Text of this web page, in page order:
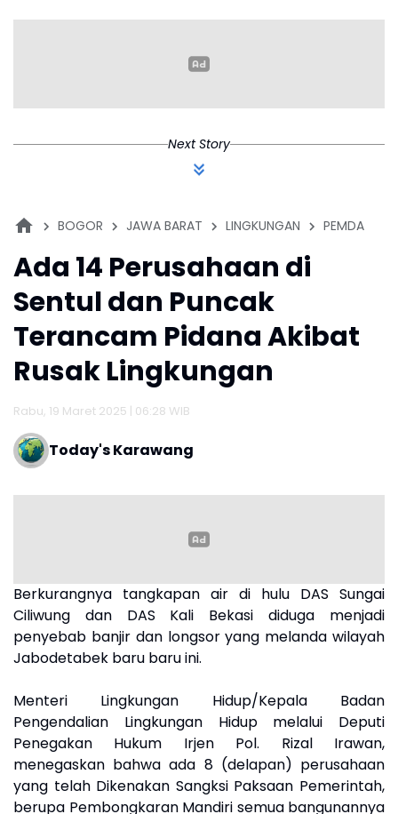
Next Story
BOGOR JAWA BARAT LINGKUNGAN PEMDA
Ada 14 Perusahaan di
Sentul dan Puncak
Terancam Pidana Akibat
Rusak Lingkungan
Rabu, 19 Maret 2025 | 06:28 WIB
Today's Karawang
Berkurangnya tangkapan air di hulu DAS Sungai
Ciliwung dan DAS Kali Bekasi diduga menjadi
penyebab banjir dan longsor yang melanda wilayah
Jabodetabek baru baru ini.
Menteri Lingkungan Hidup/Kepala Badan
Pengendalian Lingkungan Hidup melalui Deputi
Penegakan Hukum Irjen Pol. Rizal Irawan,
menegaskan bahwa ada 8 (delapan) perusahaan
yang telah Dikenakan Sangksi Paksaan Pemerintah,
berupa Pembongkaran Mandiri semua bangunannya